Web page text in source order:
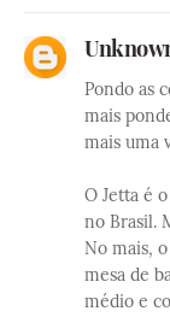
Pondo as
mais
mais uma
O Jetta é
no Brasil.
No mais,
mesa de
médio e